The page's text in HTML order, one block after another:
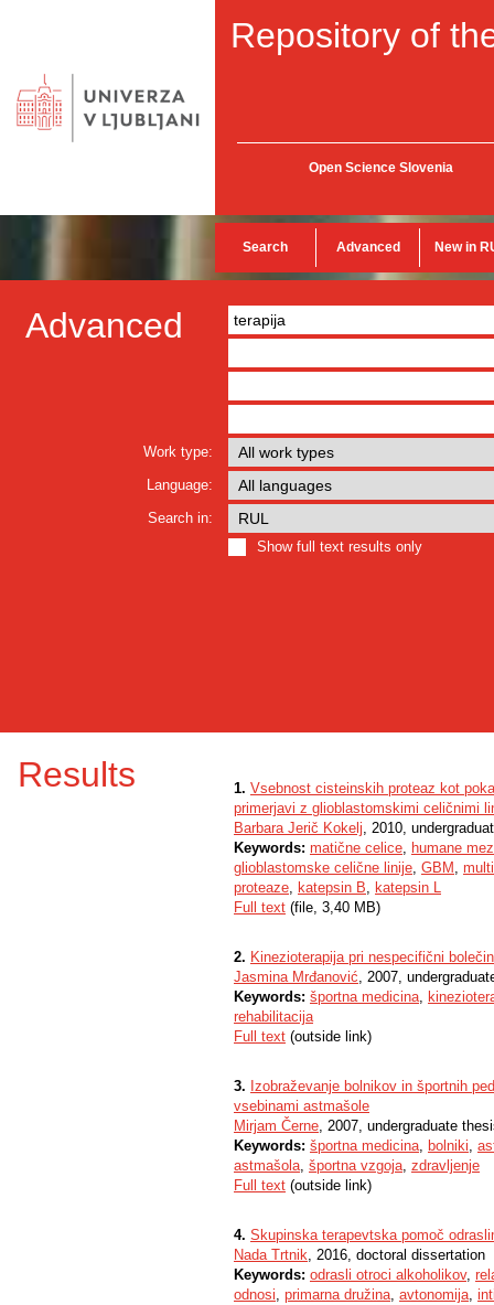
Repository of
Open Science Slovenia
Search Advanced New in
Advanced
Work type:
Language:
Search in:
Show full text results only
Results 1. Vsebnost cisteinskih proteaz kot
primerjavi z glioblastomskimi celičnimi
Barbara Jerič Kokelj, 2010,
Keywords: matične celice, humane
glioblastomske celične linije, GBM ,
proteaze, katepsin B, katepsin L
Full text (file, 3,40 MB)
2. Kinezioterapija pri nespecifični
Jasmina Mrđanović, 2007,
Keywords: športna medicina,
rehabilitacija
Full text (outside link)
3. Izobraževanje bolnikov in športnih
vsebinami astmašole
Mirjam Černe, 2007, undergraduate
Keywords: športna medicina, bolniki,
astmašola, športna vzgoja, zdravljenje
Full text (outside link)
4. Skupinska terapevtska pomoč
Nada Trtnik, 2016, doctoral dissertation
Keywords: odrasli otroci alkoholikov,
odnosi, primarna družina, avtonomija,